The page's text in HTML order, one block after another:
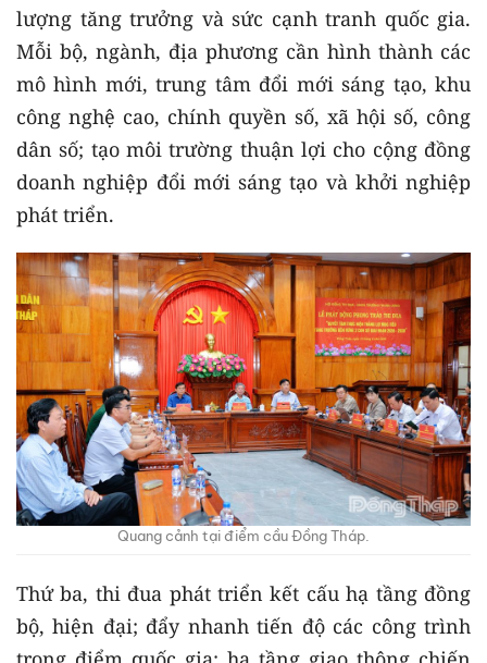
lượng tăng trưởng và sức cạnh tranh quốc gia.
Mỗi bộ, ngành, địa phương cần hình thành các
mô hình mới, trung tâm đổi mới sáng tạo, khu
công nghệ cao, chính quyền số, xã hội số, công
dân số; tạo môi trường thuận lợi cho cộng đồng
doanh nghiệp đổi mới sáng tạo và khởi nghiệp
phát triển.
Quang cảnh tại điểm cầu Đồng Tháp.
Thứ ba, thi đua phát triển kết cấu hạ tầng đồng
bộ, hiện đại; đẩy nhanh tiến độ các công trình